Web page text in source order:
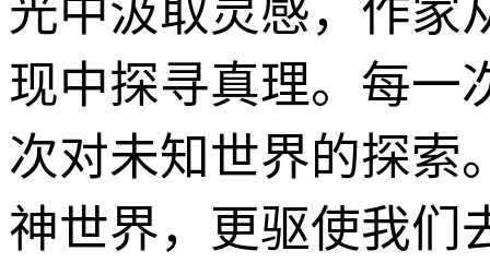
光中汲取灵感，作家
现中探寻真理。每一
次对未知世界的探索
神世界，更驱使我们